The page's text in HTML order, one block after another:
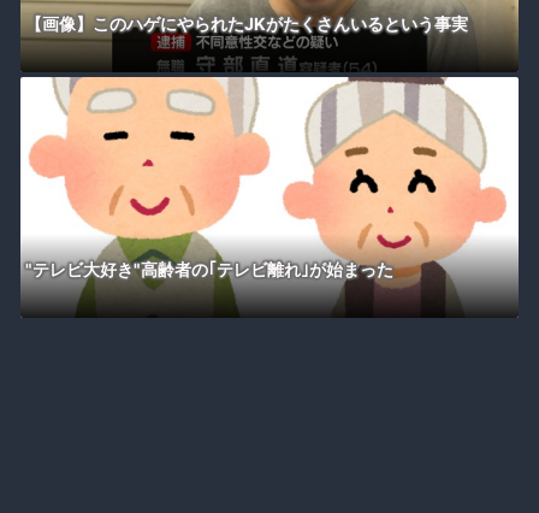
【画像】このハゲにやられたJKがたくさんいるという事実
"テレビ大好き"高齢者の｢テレビ離れ｣が始まった